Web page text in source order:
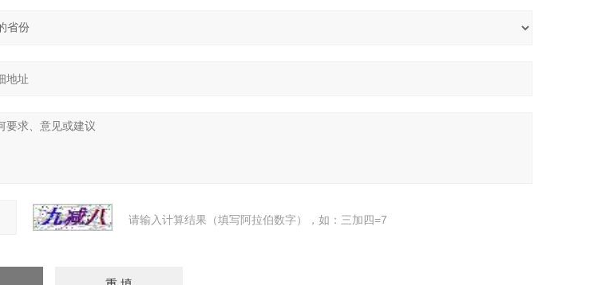
请输入计算结果（填写阿拉伯数字），如：三加四=7